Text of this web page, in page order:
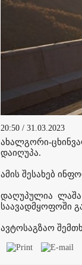
20:50 / 31.03.2023
ახალგორი-
დაიღუპა.
ამის შესახებ
დაღუპულია ლაშა
საავადმყოფოში
ავტოსაგზაო